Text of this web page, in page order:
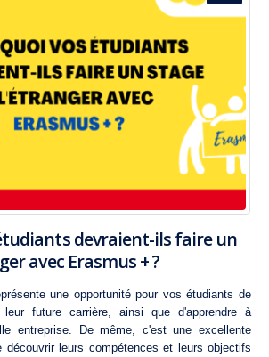
devraient-ils faire un
avec Erasmus + ?
une opportunité pour vos étudiants de
future carrière, ainsi que d'apprendre à
entreprise. De même, c'est une excellente
découvrir leurs compétences et leurs objectifs